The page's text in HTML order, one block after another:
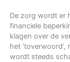
De zorg wordt er
financiele
klagen over de
het
wordt steeds